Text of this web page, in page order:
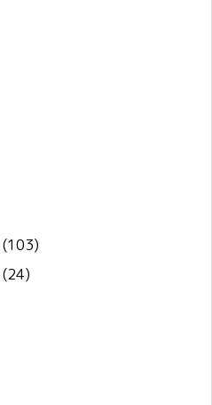
(103)
(24)